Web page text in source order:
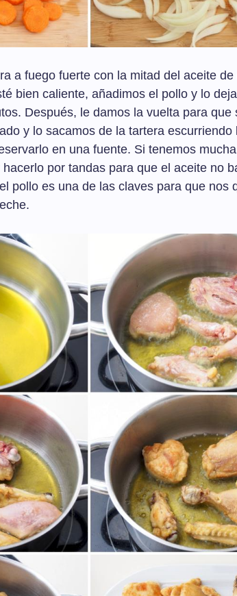
a fuego fuerte con la mitad del aceite de
bien caliente, añadimos el pollo y lo
Después, le damos la vuelta para que
y lo sacamos de la tartera escurriendo
en una fuente. Si tenemos
por tandas para que el aceite no
pollo es una de las claves para que nos